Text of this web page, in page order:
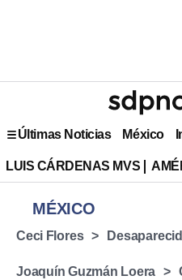
Últimas Noticias México
LUIS CÁRDENAS MVS
MÉXICO
Ceci Flores
Joaquín Guzmán Loera